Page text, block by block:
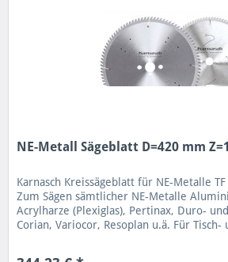
NE-Metall Sägeblatt D=420 mm
Karnasch Kreissägeblatt für NE-Metalle TF
Zum Sägen sämtlicher NE-Metalle
Acrylharze (Plexiglas), Pertinax, Duro-
Corian, Variocor, Resoplan u.ä. Für Tisch-